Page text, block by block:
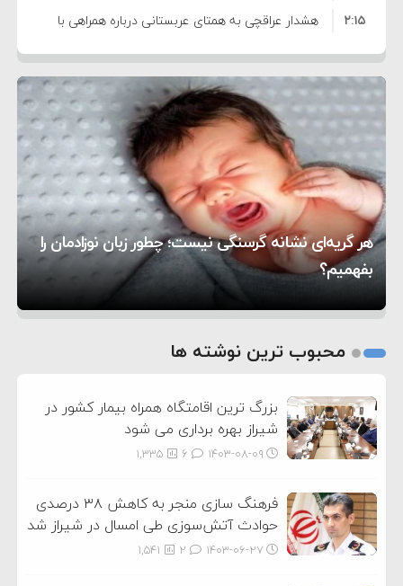
هشدار عراقچی به همتای عربستانی درباره همراهی با
آمریکا
۲:۱۵
مقام ارشد امنیتی: برنامه گسترده‌ای برای پاسخ به
دیوانگی آمریکا داریم
۷:۱۰
ترامپ دستور حملات جدید علیه ایران را صادر کرد
۵:۴۵
سپاه: دو نفتکش متخلف مورد اصابت قرار گرفته و
متوقف شدند
۱۲:۵۹
ترامپ مدعی توافق تاریخی برای خلع سلاح کامل
حماس شد
۸:۵۷
اعتراض عراقچی به همتای بلغارستانی به دلیل کمک
به آمریکا در حملات به ایران
۱۶:۱۹
کشورهایی که به متجاوزان کمک می کنند پاسخ
سختی خواهند گرفت
۱۰:۱۵
سنتکام پایان تجاوز جدید به ایران را اعلام کرد
۶:۰۵
هر گریه‌ای نشانه گرسنگی نیست؛ چطور زبان نوزادمان را
بفهمیم؟
تغذیه پدر می‌تواند بر سلامت نوزاد تأثیر بگذارد
روی دیگر زندگی
2
محبوب ترین نوشته ها
بزرگ ترین اقامتگاه همراه بیمار کشور در
شیراز بهره برداری می شود
۱۴۰۳-۰۸-۰۹ 1,335
فرهنگ سازی منجر به کاهش ۳۸ درصدی
حوادث آتش‌سوزی طی امسال در شیراز شد
۱۴۰۳-۰۶-۲۷ 1,541